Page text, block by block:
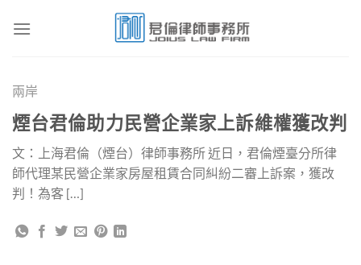
兩岸
煙台君倫助力民營企業家上訴維權獲改判
文：上海君倫（煙台）律師事務所 近日，君倫煙臺分所律
師代理某民營企業家房屋租賃合同糾紛二審上訴案，獲改
判！為客 […]